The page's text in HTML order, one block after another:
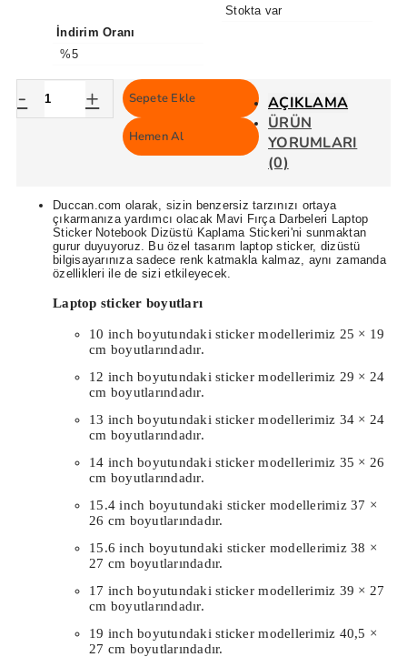
Stokta var
İndirim Oranı
%5
- + Sepete Ekle
Hemen Al
AÇIKLAMA
ÜRÜN
YORUMLARI
(0)
Duccan.com olarak, sizin benzersiz tarzınızı ortaya
çıkarmanıza yardımcı olacak Mavi Fırça Darbeleri Laptop
Sticker Notebook Dizüstü Kaplama Stickeri'ni sunmaktan
gurur duyuyoruz. Bu özel tasarım laptop sticker, dizüstü
bilgisayarınıza sadece renk katmakla kalmaz, aynı zamanda
özellikleri ile de sizi etkileyecek.
Laptop sticker boyutları
10 inch boyutundaki sticker modellerimiz 25 × 19
cm boyutlarındadır.
12 inch boyutundaki sticker modellerimiz 29 × 24
cm boyutlarındadır.
13 inch boyutundaki sticker modellerimiz 34 × 24
cm boyutlarındadır.
14 inch boyutundaki sticker modellerimiz 35 × 26
cm boyutlarındadır.
15.4 inch boyutundaki sticker modellerimiz 37 ×
26 cm boyutlarındadır.
15.6 inch boyutundaki sticker modellerimiz 38 ×
27 cm boyutlarındadır.
17 inch boyutundaki sticker modellerimiz 39 × 27
cm boyutlarındadır.
19 inch boyutundaki sticker modellerimiz 40,5 ×
27 cm boyutlarındadır.